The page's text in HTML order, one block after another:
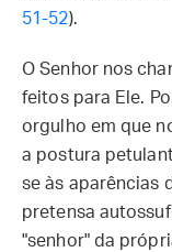
51-52).
O Senhor nos
feitos para Ele.
orgulho em que
a postura
se às aparências
pretensa
"senhor" da